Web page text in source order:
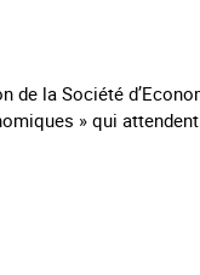
de la Société
» qui